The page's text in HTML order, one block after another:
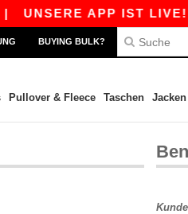
UNSERE APP IST LIVE!
BUYING BULK?
Pullover & Fleece Taschen Jacken
Kunde